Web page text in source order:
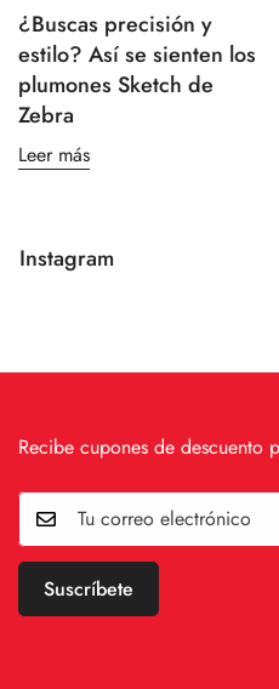
¿Buscas precisión y
estilo? Así se sienten los
plumones Sketch de
Zebra
Leer más
Instagram
Recibe cupones de descuento
Suscríbete